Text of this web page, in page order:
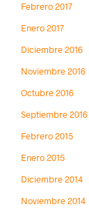
Febrero 2017
Enero 2017
Diciembre 2016
Noviembre 2016
Octubre 2016
Septiembre 2016
Febrero 2015
Enero 2015
Diciembre 2014
Noviembre 2014